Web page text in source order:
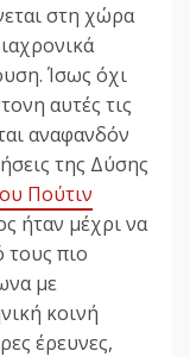
στη χώρα
Ίσως όχι
αυτές τις
αναφανδόν
της Δύσης
Πούτιν
ήταν μέχρι να
τους πιο
με
κοινή
έρευνες,